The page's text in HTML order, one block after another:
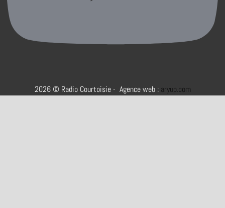
2026 © Radio Courtoisie - Agence web : aryup.com